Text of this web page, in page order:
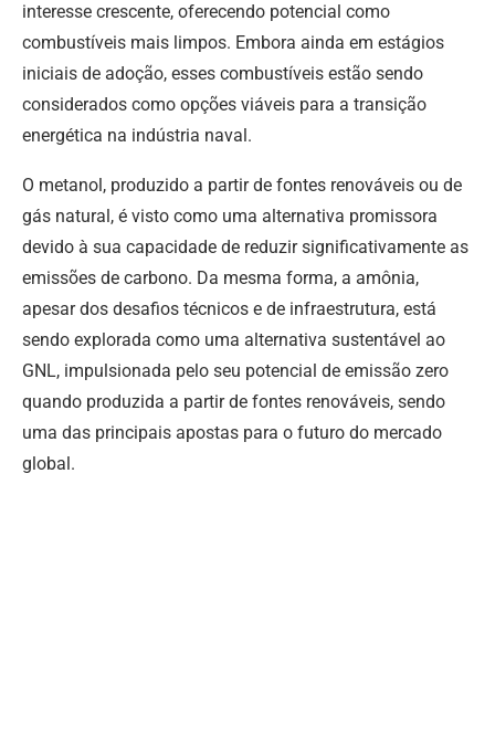
interesse crescente, oferecendo potencial como
combustíveis mais limpos. Embora ainda em estágios
iniciais de adoção, esses combustíveis estão sendo
considerados como opções viáveis para a transição
energética na indústria naval.
O metanol, produzido a partir de fontes renováveis ou de
gás natural, é visto como uma alternativa promissora
devido à sua capacidade de reduzir significativamente as
emissões de carbono. Da mesma forma, a amônia,
apesar dos desafios técnicos e de infraestrutura, está
sendo explorada como uma alternativa sustentável ao
GNL, impulsionada pelo seu potencial de emissão zero
quando produzida a partir de fontes renováveis, sendo
uma das principais apostas para o futuro do mercado
global.